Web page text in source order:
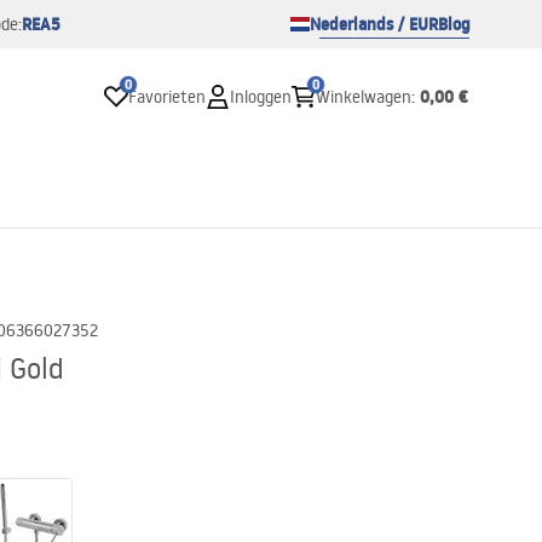
REA5 Nederlands / EURBlog
0
Favorieten Inloggen
0
Winkelwagen: 0,00 €